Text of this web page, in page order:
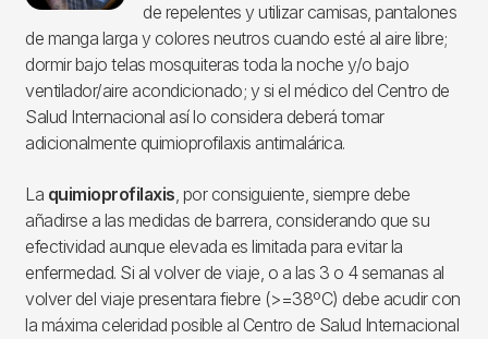
de repelentes y utilizar camisas, pantalones
de manga larga y colores neutros cuando esté al aire libre;
dormir bajo telas mosquiteras toda la noche y/o bajo
ventilador/aire acondicionado; y si el médico del Centro de
Salud Internacional así lo considera deberá tomar
adicionalmente quimioprofilaxis antimalárica.
La quimioprofilaxis, por consiguiente, siempre debe
añadirse a las medidas de barrera, considerando que su
efectividad aunque elevada es limitada para evitar la
enfermedad. Si al volver de viaje, o a las 3 o 4 semanas al
volver del viaje presentara fiebre (>=38ºC) debe acudir con
la máxima celeridad posible al Centro de Salud Internacional